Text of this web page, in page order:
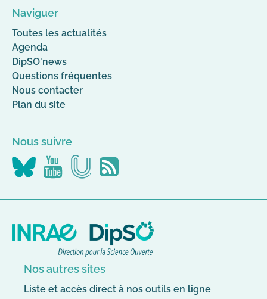
Naviguer
Toutes les actualités
Agenda
DipSO'news
Questions fréquentes
Nous contacter
Plan du site
Nous suivre
Nous
suivre
Nous
suivre
Nous
suivre
Flus
RSS
Nos autres sites
Liste et accès direct à nos outils en ligne